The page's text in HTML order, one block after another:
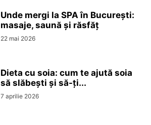
Unde mergi la SPA în București:
masaje, saună și răsfăț
22 mai 2026
Dieta cu soia: cum te ajută soia
să slăbești și să-ți...
7 aprilie 2026